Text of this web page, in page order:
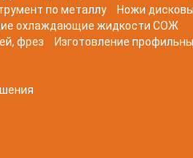
по металлу Ножи
охлаждающие жидкости СОЖ
фрез Изготовление